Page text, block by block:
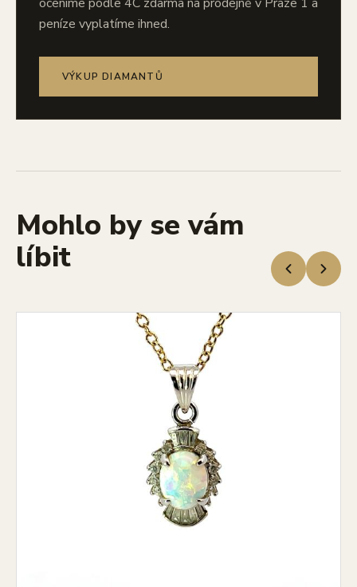
peníze vyplatíme ihned.
VÝKUP DIAMANTŮ
Mohlo by se vám
líbit